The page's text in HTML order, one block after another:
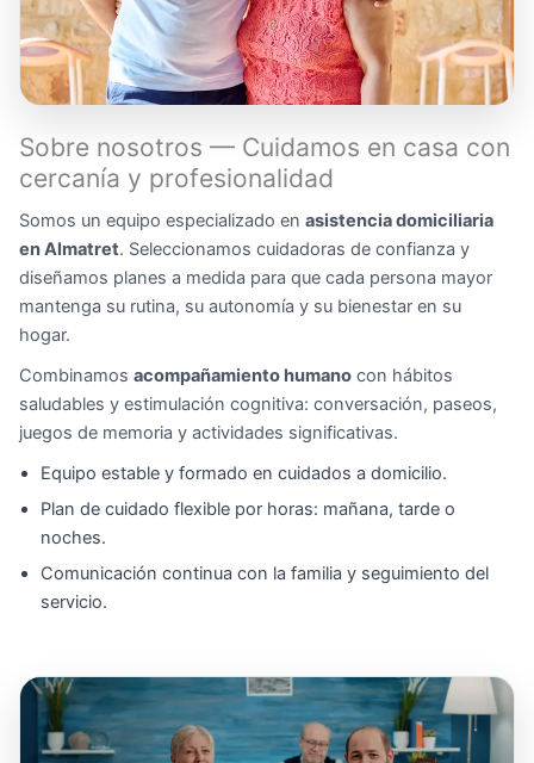
Sobre nosotros — Cuidamos en casa con
cercanía y profesionalidad
Somos un equipo especializado en asistencia domiciliaria
en Almatret. Seleccionamos cuidadoras de confianza y
diseñamos planes a medida para que cada persona mayor
mantenga su rutina, su autonomía y su bienestar en su
hogar.
Combinamos acompañamiento humano con hábitos
saludables y estimulación cognitiva: conversación, paseos,
juegos de memoria y actividades significativas.
Equipo estable y formado en cuidados a domicilio.
Plan de cuidado flexible por horas: mañana, tarde o
noches.
Comunicación continua con la familia y seguimiento del
servicio.